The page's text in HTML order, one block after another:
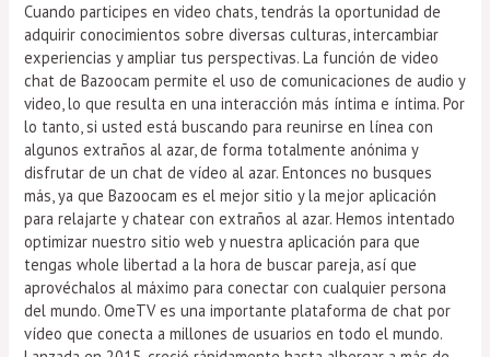
Cuando participes en video chats, tendrás la oportunidad de
adquirir conocimientos sobre diversas culturas, intercambiar
experiencias y ampliar tus perspectivas. La función de video
chat de Bazoocam permite el uso de comunicaciones de audio y
video, lo que resulta en una interacción más íntima e íntima. Por
lo tanto, si usted está buscando para reunirse en línea con
algunos extraños al azar, de forma totalmente anónima y
disfrutar de un chat de vídeo al azar. Entonces no busques
más, ya que Bazoocam es el mejor sitio y la mejor aplicación
para relajarte y chatear con extraños al azar. Hemos intentado
optimizar nuestro sitio web y nuestra aplicación para que
tengas whole libertad a la hora de buscar pareja, así que
aprovéchalos al máximo para conectar con cualquier persona
del mundo. OmeTV es una importante plataforma de chat por
vídeo que conecta a millones de usuarios en todo el mundo.